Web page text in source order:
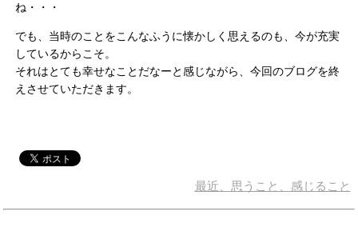
ね・・・
でも、当時のことをこんなふうに懐かしく思えるのも、今が充実
しているからこそ。
それはとても幸せなことだなーと感じながら、今回のブログを終
えさせていただきます。
最近、思うこと、感じること